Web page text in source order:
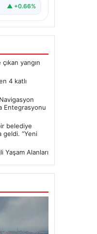
▲ +0.66%
yangın
4 katlı
Entegrasyonu
belediye
geldi. “Yeni
Yaşam Alanları